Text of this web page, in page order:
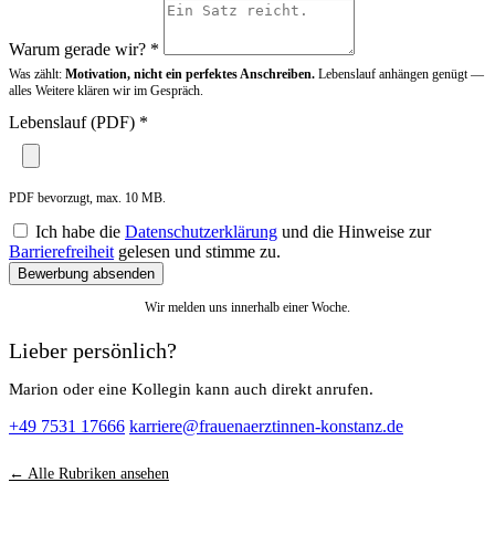
Warum gerade wir? *
Was zählt: Motivation, nicht ein perfektes Anschreiben. Lebenslauf anhängen genügt —
alles Weitere klären wir im Gespräch.
Lebenslauf (PDF) *
PDF bevorzugt, max. 10 MB.
Ich habe die Datenschutzerklärung und die Hinweise zur
Barrierefreiheit gelesen und stimme zu.
Bewerbung absenden
Wir melden uns innerhalb einer Woche.
Lieber persönlich?
Marion oder eine Kollegin kann auch direkt anrufen.
+49 7531 17666 karriere@frauenaerztinnen-konstanz.de
← Alle Rubriken ansehen